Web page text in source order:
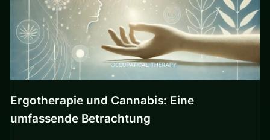
Ergotherapie und Cannabis: Eine
umfassende Betrachtung